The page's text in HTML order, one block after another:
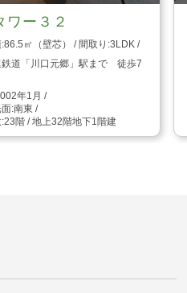
ワー３２
86.5㎡（壁芯）
3LDK
鉄道「川口元郷」駅まで 徒歩7
年1月
南東
23階 / 地上32階地下1階建